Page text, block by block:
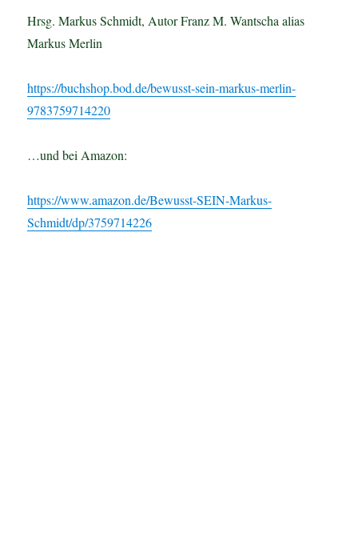
Hrsg. Markus Schmidt, Autor Franz M. Wantscha alias
Markus Merlin
https://buchshop.bod.de/bewusst-sein-markus-merlin-
9783759714220
…und bei Amazon:
https://www.amazon.de/Bewusst-SEIN-Markus-
Schmidt/dp/3759714226